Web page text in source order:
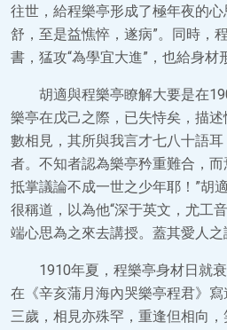
往世，給程樂亭形成了極年夜的
舒，至是益憔悴，遂病”。同時，
書，猛攻“為學宜大進”，也給身材
胡適與程樂亭瞭解大要是在
樂亭在戊己之際，已失恃矣，描
數相見，其所與我言才七八十語
者。不知者認為樂亭矜重難合，
抵掌議論不成一世之少年耶！”胡
很稱道，以為他“深于英文，尤工
端心思為之來去講授。蓋其愛人之
1910年夏，程樂亭身材日就
在《辛亥蒲月海內哭樂亭程君》寫
三歲，相見亦殊罕，重逢但相向